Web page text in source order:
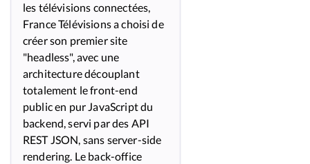
les télévisions connectées,
France Télévisions a choisi de
créer son premier site
"headless", avec une
architecture découplant
totalement le front-end
public en pur JavaScript du
backend, servi par des API
REST JSON, sans server-side
rendering. Le back-office